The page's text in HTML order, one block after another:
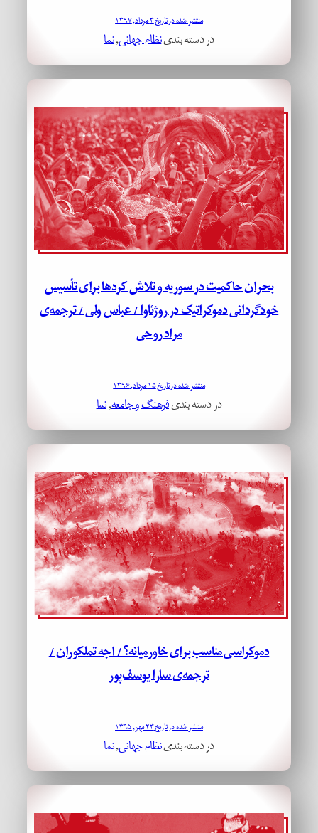
منتشر شده در تاریخ ۳ مرداد, ۱۳۹۷
در دسته بندینظام جهانی, نما
بحران حاکمیت در سوریه و تلاش کردها برای تأسیس
خودگردانی دموکراتیک در روژئاوا / عباس ولی / ترجمه‌ی
مراد روحی
منتشر شده در تاریخ ۱۵ مرداد, ۱۳۹۶
در دسته بندیفرهنگ و جامعه, نما
دموکراسی مناسب برای خاورمیانه؟ / اجه تملکوران /
ترجمه‌ی سارا یوسف‌پور
منتشر شده در تاریخ ۲۳ مهر, ۱۳۹۵
در دسته بندینظام جهانی, نما